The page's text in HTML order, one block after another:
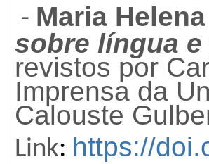
- Maria
sobre língua
revistos por
Imprensa da
Calouste
Link: https://